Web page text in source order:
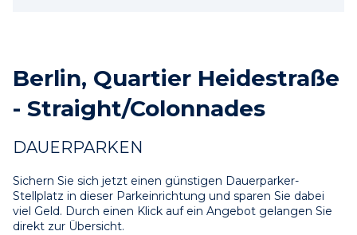
Berlin, Quartier Heidestraße
- Straight/Colonnades
DAUERPARKEN
Sichern Sie sich jetzt einen günstigen Dauerparker-
Stellplatz in dieser Parkeinrichtung und sparen Sie dabei
viel Geld. Durch einen Klick auf ein Angebot gelangen Sie
direkt zur Übersicht.